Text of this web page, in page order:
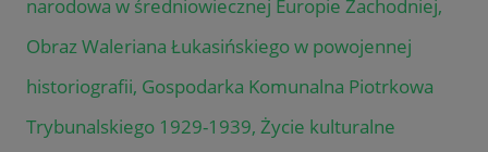
narodowa w średniowiecznej Europie Zachodniej,
Obraz Waleriana Łukasińskiego w powojennej
historiografii, Gospodarka Komunalna Piotrkowa
Trybunalskiego 1929-1939, Życie kulturalne